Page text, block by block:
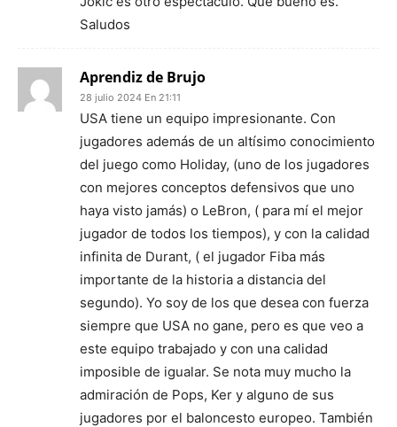
Saludos
Aprendiz de Brujo
28 julio 2024 En 21:11
USA tiene un equipo impresionante. Con
jugadores además de un altísimo conocimiento
del juego como Holiday, (uno de los jugadores
con mejores conceptos defensivos que uno
haya visto jamás) o LeBron, ( para mí el mejor
jugador de todos los tiempos), y con la calidad
infinita de Durant, ( el jugador Fiba más
importante de la historia a distancia del
segundo). Yo soy de los que desea con fuerza
siempre que USA no gane, pero es que veo a
este equipo trabajado y con una calidad
imposible de igualar. Se nota muy mucho la
admiración de Pops, Ker y alguno de sus
jugadores por el baloncesto europeo. También